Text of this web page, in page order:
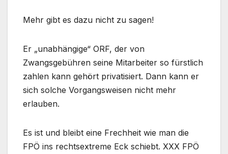
Mehr gibt es dazu nicht zu sagen!
Er „unabhängige“ ORF, der von
Zwangsgebühren seine Mitarbeiter so fürstlich
zahlen kann gehört privatisiert. Dann kann er
sich solche Vorgangsweisen nicht mehr
erlauben.
Es ist und bleibt eine Frechheit wie man die
FPÖ ins rechtsextreme Eck schiebt. XXX FPÖ